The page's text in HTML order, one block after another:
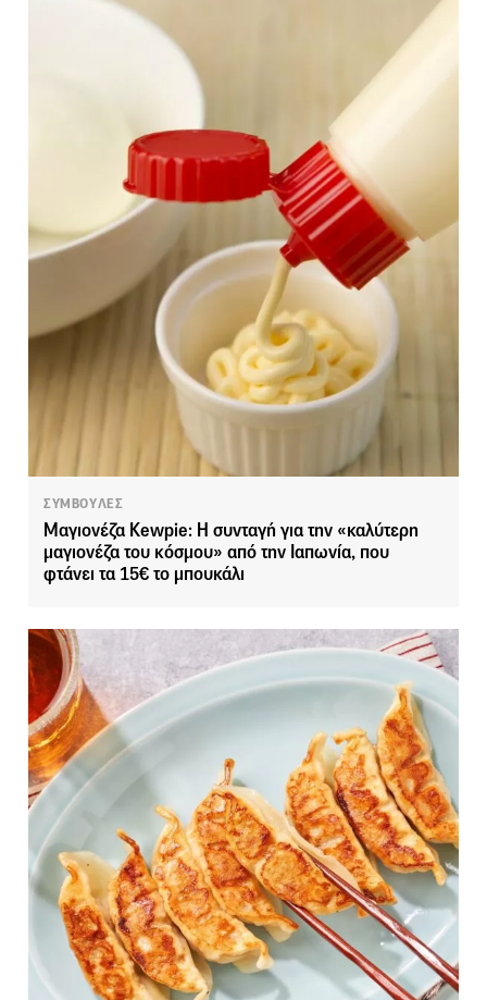
ΣΥΜΒΟΥΛΕΣ
Μαγιονέζα Kewpie: Η συνταγή για την «καλύτερη
μαγιονέζα του κόσμου» από την Ιαπωνία, που
φτάνει τα 15€ το μπουκάλι